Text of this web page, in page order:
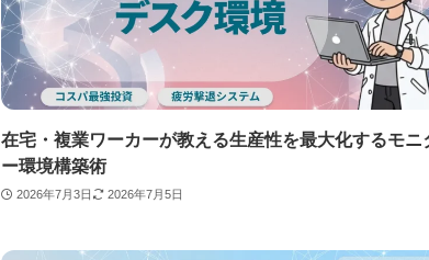
在宅・複業ワーカーが教える生産性を最大化するモニ
ー環境構築術
2026年7月3日 2026年7月5日